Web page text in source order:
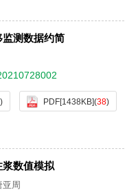
测数据约简
) PDF[1438KB](38)
数值模拟
亚周